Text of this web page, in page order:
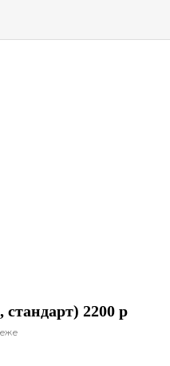
2200 р